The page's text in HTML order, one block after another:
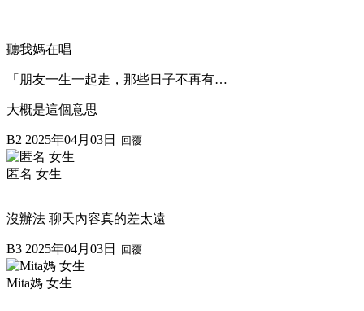
聽我媽在唱
「朋友一生一起走，那些日子不再有…
大概是這個意思
B2 2025年04月03日 回覆
匿名 女生
沒辦法 聊天內容真的差太遠
B3 2025年04月03日 回覆
Mita媽 女生